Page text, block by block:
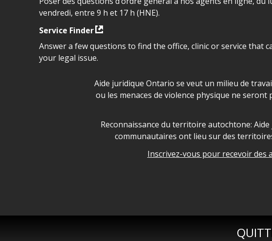
vendredi, entre 9 h et 17 h (HNE).
Service Finder
Answer a few questions to find the office, clinic or service that
your legal issue.
Déclaration sur la sécurité dans les locaux
Aide juridique Ontario se veut un milieu de
ou les menaces de violence physique ne
Legal Aid Ontario land acknowledgement
Reconnaissance du territoire autochtone:
communautaires ont lieu sur des
Inscrivez-vous pour recevoir des